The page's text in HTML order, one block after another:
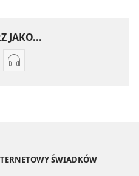
JAKO...
2009
Ustawienia
Marzec 2009ŚWIADKÓW